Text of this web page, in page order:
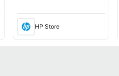
HP Store